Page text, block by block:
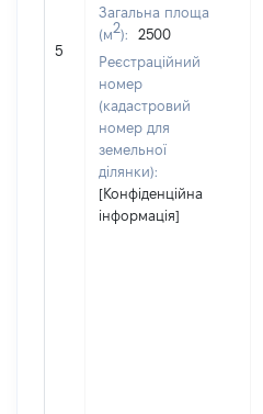
5
Загальна площа
(м2):
2500
Реєстраційний
номер
(кадастровий
номер для
земельної
ділянки):
[Конфіденційна
інформація]